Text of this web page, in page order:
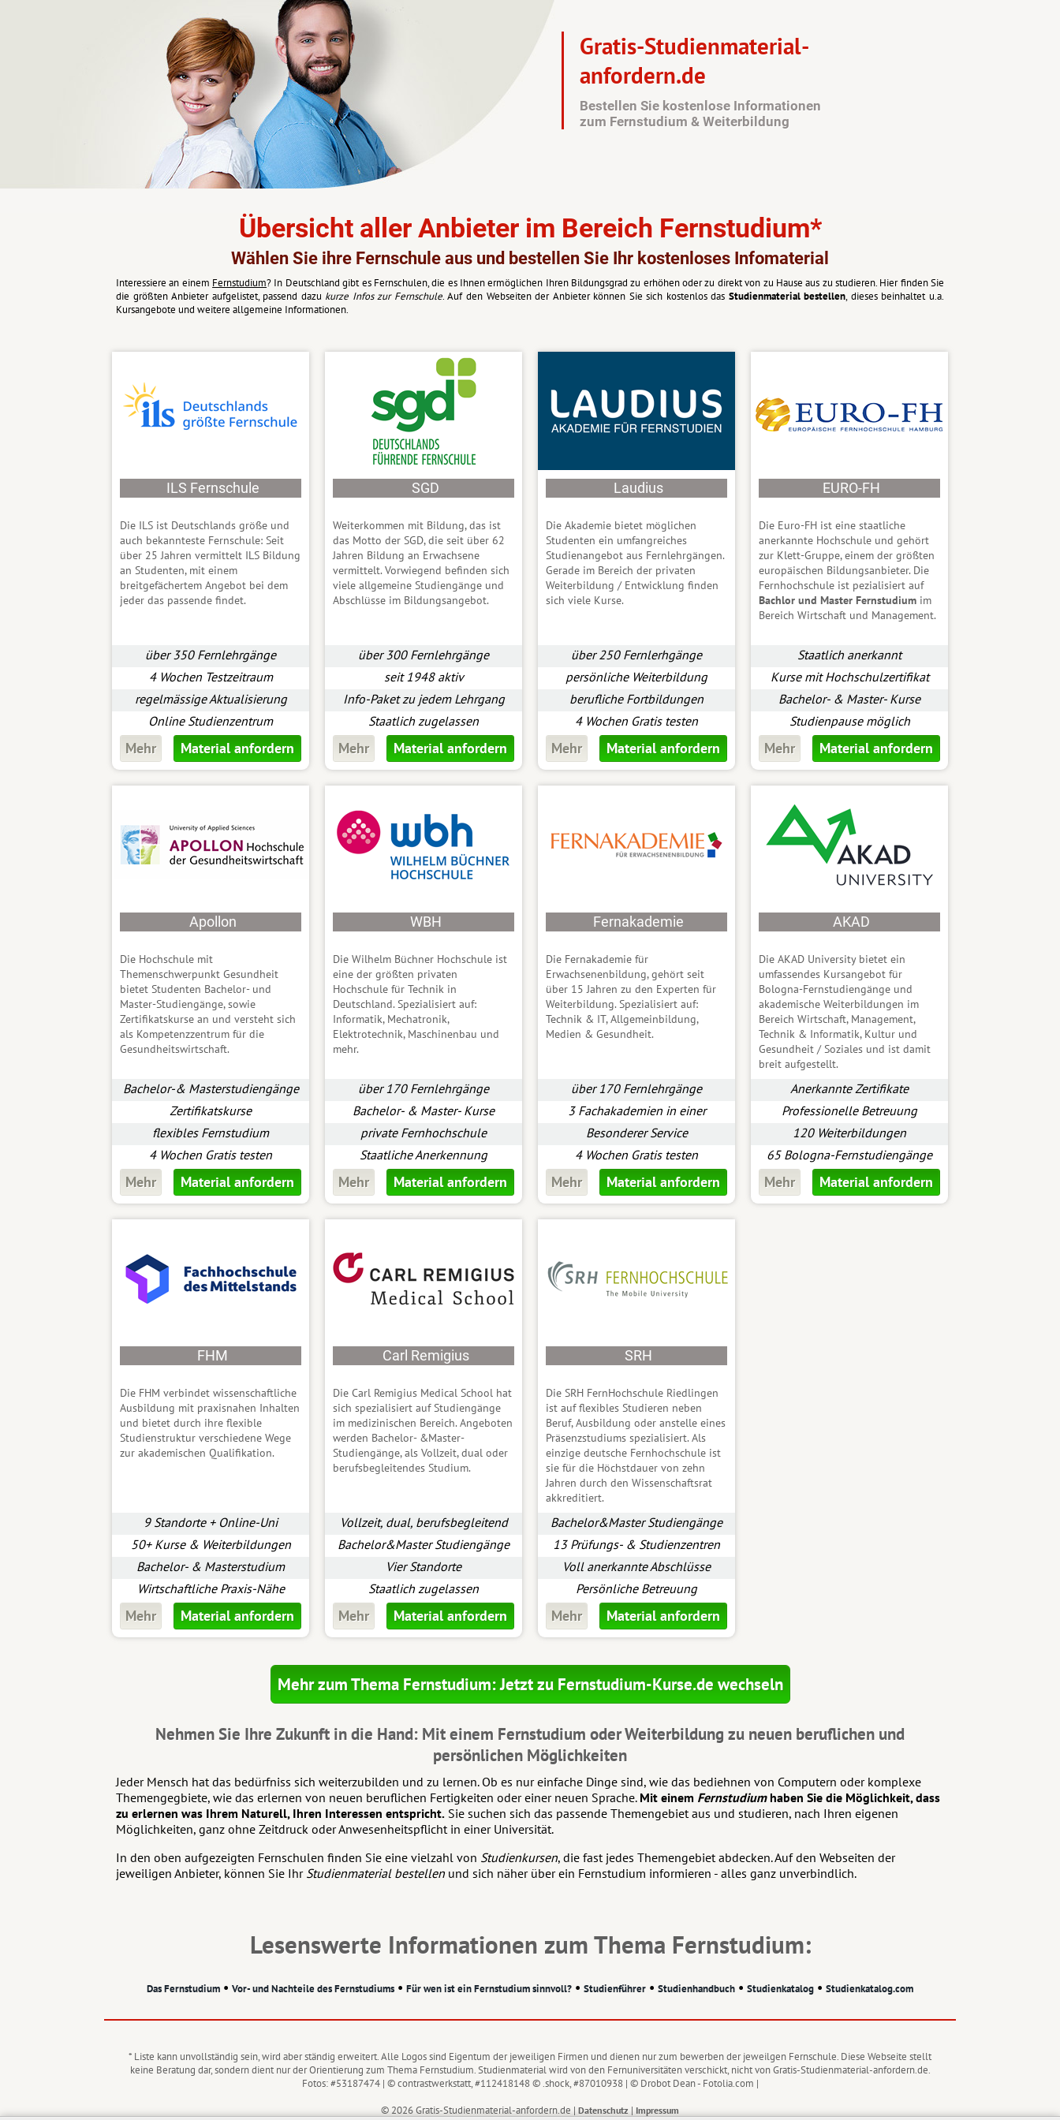
Gratis-Studienmaterial-
anfordern.de
Bestellen Sie kostenlose Informationen
zum Fernstudium & Weiterbildung
Übersicht aller Anbieter im Bereich Fernstudium*
Wählen Sie ihre Fernschule aus und bestellen Sie Ihr kostenloses Infomaterial
Interessiere an einem Fernstudium? In Deutschland gibt es Fernschulen, die es Ihnen ermöglichen Ihren Bildungsgrad zu erhöhen oder zu direkt von zu Hause aus zu studieren. Hier finden Sie
die größten Anbieter aufgelistet, passend dazu kurze Infos zur Fernschule. Auf den Webseiten der Anbieter können Sie sich kostenlos das Studienmaterial bestellen, dieses beinhaltet u.a.
Kursangebote und weitere allgemeine Informationen.
ILS Fernschule
Die ILS ist Deutschlands größe und
auch bekannteste Fernschule: Seit
über 25 Jahren vermittelt ILS Bildung
an Studenten, mit einem
breitgefächertem Angebot bei dem
jeder das passende findet.
über 350 Fernlehrgänge
4 Wochen Testzeitraum
regelmässige Aktualisierung
Online Studienzentrum
Mehr Material anfordern
SGD
Weiterkommen mit Bildung, das ist
das Motto der SGD, die seit über 62
Jahren Bildung an Erwachsene
vermittelt. Vorwiegend befinden sich
viele allgemeine Studiengänge und
Abschlüsse im Bildungsangebot.
über 300 Fernlehrgänge
seit 1948 aktiv
Info-Paket zu jedem Lehrgang
Staatlich zugelassen
Mehr Material anfordern
Laudius
Die Akademie bietet möglichen
Studenten ein umfangreiches
Studienangebot aus Fernlehrgängen.
Gerade im Bereich der privaten
Weiterbildung / Entwicklung finden
sich viele Kurse.
über 250 Fernlerhgänge
persönliche Weiterbildung
berufliche Fortbildungen
4 Wochen Gratis testen
Mehr Material anfordern
EURO-FH
Die Euro-FH ist eine staatliche
anerkannte Hochschule und gehört
zur Klett-Gruppe, einem der größten
europäischen Bildungsanbieter. Die
Fernhochschule ist pezialisiert auf
Bachlor und Master Fernstudium im
Bereich Wirtschaft und Management.
Staatlich anerkannt
Kurse mit Hochschulzertifikat
Bachelor- & Master- Kurse
Studienpause möglich
Mehr Material anfordern
Apollon
Die Hochschule mit
Themenschwerpunkt Gesundheit
bietet Studenten Bachelor- und
Master-Studiengänge, sowie
Zertifikatskurse an und versteht sich
als Kompetenzzentrum für die
Gesundheitswirtschaft.
Bachelor-& Masterstudiengänge
Zertifikatskurse
flexibles Fernstudium
4 Wochen Gratis testen
Mehr Material anfordern
WBH
Die Wilhelm Büchner Hochschule ist
eine der größten privaten
Hochschule für Technik in
Deutschland. Spezialisiert auf:
Informatik, Mechatronik,
Elektrotechnik, Maschinenbau und
mehr.
über 170 Fernlehrgänge
Bachelor- & Master- Kurse
private Fernhochschule
Staatliche Anerkennung
Mehr Material anfordern
Fernakademie
Die Fernakademie für
Erwachsenenbildung, gehört seit
über 15 Jahren zu den Experten für
Weiterbildung. Spezialisiert auf:
Technik & IT, Allgemeinbildung,
Medien & Gesundheit.
über 170 Fernlehrgänge
3 Fachakademien in einer
Besonderer Service
4 Wochen Gratis testen
Mehr Material anfordern
AKAD
Die AKAD University bietet ein
umfassendes Kursangebot für
Bologna-Fernstudiengänge und
akademische Weiterbildungen im
Bereich Wirtschaft, Management,
Technik & Informatik, Kultur und
Gesundheit / Soziales und ist damit
breit aufgestellt.
Anerkannte Zertifikate
Professionelle Betreuung
120 Weiterbildungen
65 Bologna-Fernstudiengänge
Mehr Material anfordern
FHM
Die FHM verbindet wissenschaftliche
Ausbildung mit praxisnahen Inhalten
und bietet durch ihre flexible
Studienstruktur verschiedene Wege
zur akademischen Qualifikation.
9 Standorte + Online-Uni
50+ Kurse & Weiterbildungen
Bachelor- & Masterstudium
Wirtschaftliche Praxis-Nähe
Mehr Material anfordern
Carl Remigius
Die Carl Remigius Medical School hat
sich spezialisiert aufStudiengänge
im medizinischen Bereich. Angeboten
werden Bachelor- &Master-
Studiengänge, als Vollzeit, dual oder
berufsbegleitendes Studium.
Vollzeit, dual, berufsbegleitend
Bachelor&Master Studiengänge
Vier Standorte
Staatlich zugelassen
Mehr Material anfordern
SRH
Die SRH FernHochschule Riedlingen
ist auf flexibles Studieren neben
Beruf, Ausbildung oder anstelle eines
Präsenzstudiums spezialisiert. Als
einzige deutsche Fernhochschule ist
sie für die Höchstdauer von zehn
Jahren durch den Wissenschaftsrat
akkreditiert.
Bachelor&Master Studiengänge
13 Prüfungs- & Studienzentren
Voll anerkannte Abschlüsse
Persönliche Betreuung
Mehr Material anfordern
Mehr zum Thema Fernstudium: Jetzt zu Fernstudium-Kurse.de wechseln
Nehmen Sie Ihre Zukunft in die Hand: Mit einem Fernstudium oder Weiterbildung zu neuen beruflichen und
persönlichen Möglichkeiten
Jeder Mensch hat das bedürfniss sich weiterzubilden und zu lernen. Ob es nur einfache Dinge sind, wie das bediehnen von Computern oder komplexe
Themengegbiete, wie das erlernen von neuen beruflichen Fertigkeiten oder einer neuen Sprache. Mit einem Fernstudiumhaben Sie die Möglichkeit, dass
zu erlernen was Ihrem Naturell, Ihren Interessen entspricht. Sie suchen sich das passende Themengebiet aus und studieren, nach Ihren eigenen
Möglichkeiten, ganz ohne Zeitdruck oder Anwesenheitspflicht in einer Universität.
In den oben aufgezeigten Fernschulen finden Sie eine vielzahl von Studienkursen, die fast jedes Themengebiet abdecken. Auf den Webseiten der
jeweiligen Anbieter, können Sie Ihr Studienmaterial bestellen und sich näher über ein Fernstudium informieren - alles ganz unverbindlich.
Lesenswerte Informationen zum Thema Fernstudium:
Das Fernstudium • Vor- und Nachteile des Fernstudiums • Für wen ist ein Fernstudium sinnvoll? • Studienführer • Studienhandbuch • Studienkatalog • Studienkatalog.com
* Liste kann unvollständig sein, wird aber ständig erweitert. Alle Logos sind Eigentum der jeweiligen Firmen und dienen nur zum bewerben der jeweilgen Fernschule. Diese Webseite stellt
keine Beratung dar, sondern dient nur der Orientierung zum Thema Fernstudium. Studienmaterial wird von den Fernuniversitäten verschickt, nicht von Gratis-Studienmaterial-anfordern.de.
Fotos: #53187474 | © contrastwerkstatt, #112418148 © .shock, #87010938 | © Drobot Dean - Fotolia.com |
© 2026 Gratis-Studienmaterial-anfordern.de | Datenschutz | Impressum